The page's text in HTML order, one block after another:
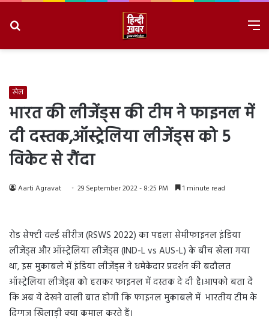
खेल
भारत की लीजेंड्स की टीम ने फाइनल में
दी दस्तक,ऑस्ट्रेलिया लीजेंड्स को 5
विकेट से रौंदा
Aarti Agravat 29 September 2022 - 8:25 PM 1 minute read
रोड सेफ्टी वर्ल्ड सीरीज (RSWS 2022) का पहला सेमीफाइनल इंडिया
लीजेंड्स और ऑस्ट्रेलिया लीजेंड्स (IND-L vs AUS-L) के बीच खेला गया
था, इस मुकाबले में इंडिया लीजेंड्स ने धमेकेदार प्रदर्शन की बदौलत
ऑस्ट्रेलिया लीजेंड्स को हराकर फाइनल में दस्तक दे दी है।आपको बता दें
कि अब ये देखने वाली बात होगी कि फाइनल मुकाबले में भारतीय टीम के
दिग्गज खिलाड़ी क्या कमाल करते हैं।